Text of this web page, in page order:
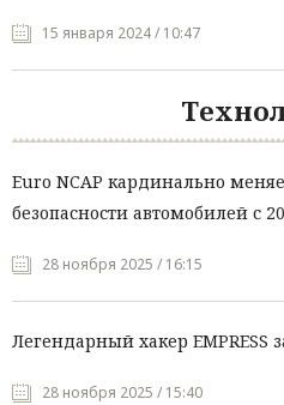
15 января 2024 / 10:47
Euro NCAP кардинально
безопасности автомобилей с
28 ноября 2025 / 16:15
Легендарный хакер EMPRESS
28 ноября 2025 / 15:40